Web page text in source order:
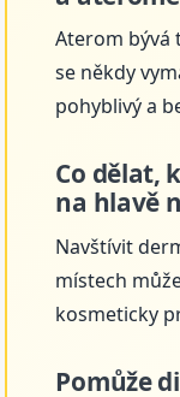
Aterom bývá
se někdy
pohyblivý a
Co dělat,
na hlavě
Navštívit
místech
kosmeticky
Pomůže